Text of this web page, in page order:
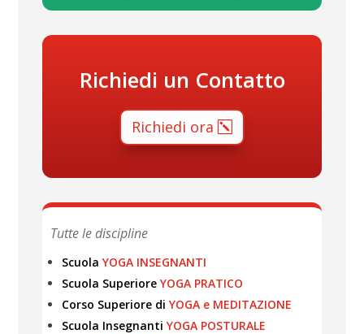
Richiedi un Contatto
Richiedi ora
Tutte le discipline
Scuola YOGA INSEGNANTI
Scuola SuperioreYOGA PRATICO
Corso Superiore diYOGA e MEDITAZIONE
Scuola Insegnanti YOGA POSTURALE